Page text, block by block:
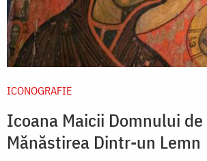
ICONOGRAFIE
Icoana Maicii Domnului
Mănăstirea Dintr-un Lemn